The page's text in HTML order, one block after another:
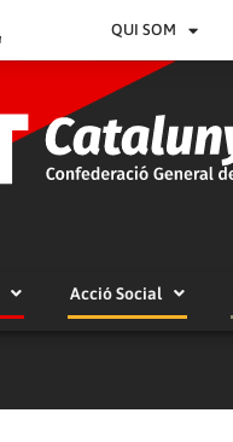
QUI SOM
Acció Social